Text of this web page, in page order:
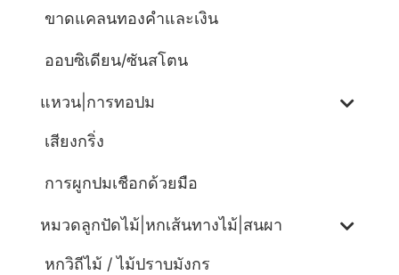
ขาดแคลนทองคำและเงิน
ออบซิเดียน/ซันสโตน
แหวน|การทอปม
เสียงกริ่ง
การผูกปมเชือกด้วยมือ
หมวดลูกปัดไม้|หกเส้นทางไม้|สนผา
หกวิถีไม้ / ไม้ปราบมังกร